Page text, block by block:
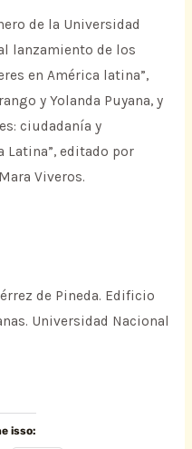
de la Universidad
lanzamiento de los
en América latina”,
y Yolanda Puyana, y
ciudadanía y
editado por
Viveros.
de Pineda. Edificio
Universidad Nacional
isso: